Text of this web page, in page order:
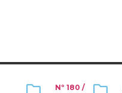
Nº 180 /